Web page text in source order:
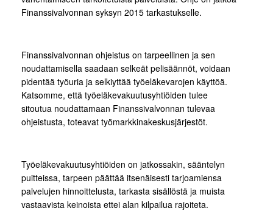
Finanssivalvonnan syksyn 2015 tarkastukselle.
Finanssivalvonnan ohjeistus on tarpeellinen ja sen
noudattamisella saadaan selkeät pelisäännöt, voidaan
pidentää työuria ja selkiyttää työeläkevarojen käyttöä.
Katsomme, että työeläkevakuutusyhtiöiden tulee
sitoutua noudattamaan Finanssivalvonnan tulevaa
ohjeistusta, toteavat työmarkkinakeskusjärjestöt.
Työeläkevakuutusyhtiöiden on jatkossakin, sääntelyn
puitteissa, tarpeen päättää itsenäisesti tarjoamiensa
palvelujen hinnoittelusta, tarkasta sisällöstä ja muista
vastaavista keinoista ettei alan kilpailua rajoiteta.